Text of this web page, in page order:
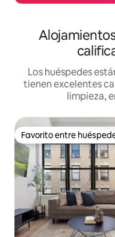
Los huéspedes
tienen excelentes
limpieza,
Favorito entre
Favorito entre